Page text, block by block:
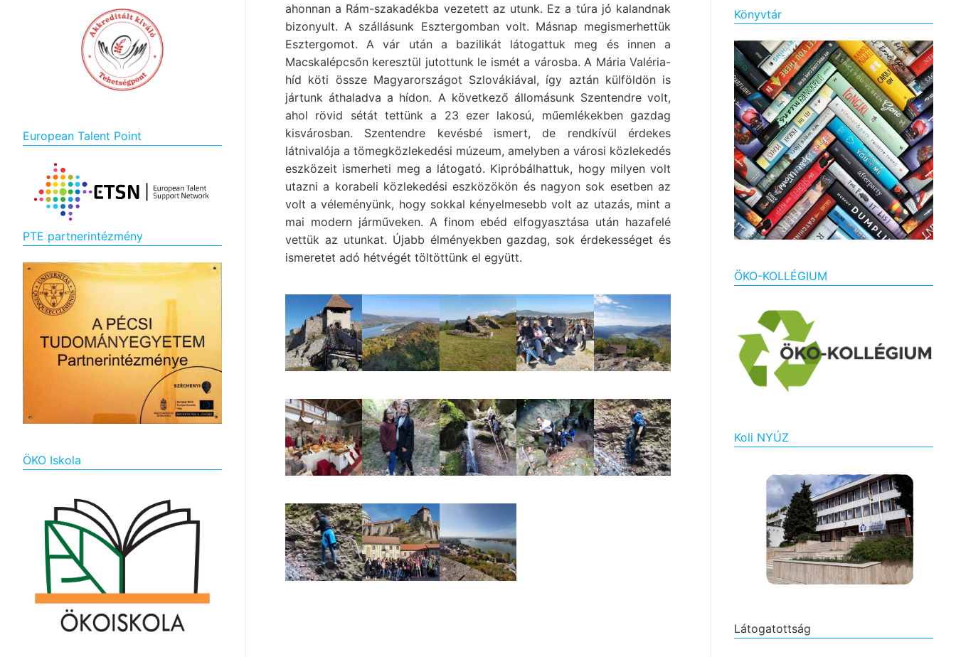
ahonnan a Rám-szakadékba vezetett az utunk. Ez a túra jó kalandnak
bizonyult. A szállásunk Esztergomban volt. Másnap megismerhettük
Esztergomot. A vár után a bazilikát látogattuk meg és innen a
Macskalépcsőn keresztül jutottunk le ismét a városba. A Mária Valéria-
híd köti össze Magyarországot Szlovákiával, így aztán külföldön is
jártunk áthaladva a hídon. A következő állomásunk Szentendre volt,
ahol rövid sétát tettünk a 23 ezer lakosú, műemlékekben gazdag
kisvárosban. Szentendre kevésbé ismert, de rendkívül érdekes
látnivalója a tömegközlekedési múzeum, amelyben a városi közlekedés
eszközeit ismerheti meg a látogató. Kipróbálhattuk, hogy milyen volt
utazni a korabeli közlekedési eszközökön és nagyon sok esetben az
volt a véleményünk, hogy sokkal kényelmesebb volt az utazás, mint a
mai modern járműveken. A finom ebéd elfogyasztása után hazafelé
vettük az utunkat. Újabb élményekben gazdag, sok érdekességet és
ismeretet adó hétvégét töltöttünk el együtt.
Könyvtár
ÖKO-KOLLÉGIUM
Koli NYÚZ
Látogatottság
European Talent Point
PTE partnerintézmény
ÖKO Iskola